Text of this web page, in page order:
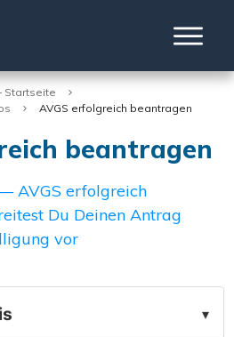
Startseite
AVGS erfolgreich beantragen
beantragen
▾